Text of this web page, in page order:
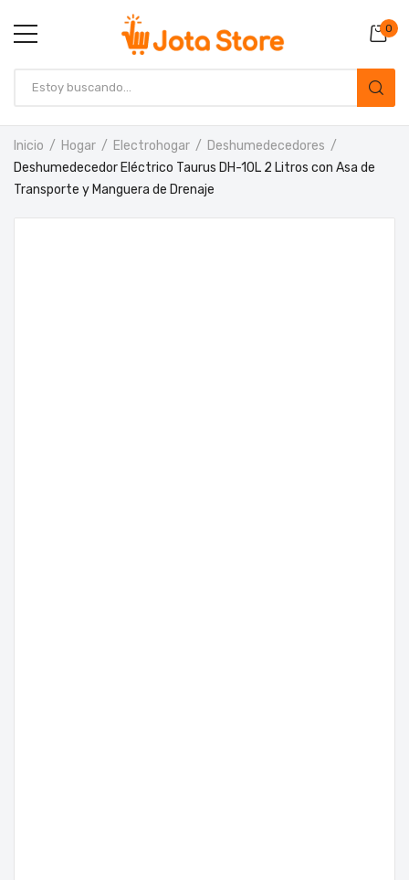
0
Inicio Hogar Electrohogar
Deshumedecedores
Deshumedecedor Eléctrico Taurus DH-10L 2 Litros con Asa de
Transporte y Manguera de Drenaje